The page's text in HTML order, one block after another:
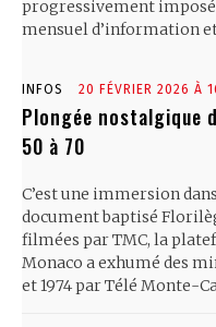
progressivement
mensuel d’information et
INFOS 20 FÉVRIER 2026 À
Plongée nostalgique
50 à 70
C’est une immersion
document baptisé
filmées par TMC, la
Monaco a exhumé des
et 1974 par Télé Monte-